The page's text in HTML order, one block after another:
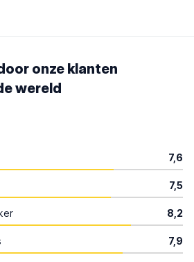
onze klanten
wereld
7,6
7,5
8,2
7,9